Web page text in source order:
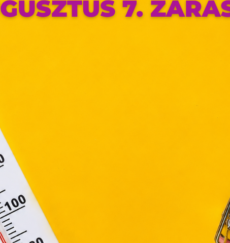
„cookie"-kat (továbbiakban „süti") alkalmazunk. Ezek
melyek információt tárolnak webes böngészőjében. Ehhez
melyek az Európai Unió országain belül működnek, a
és ezeknek a felhasználó számítógépén vagy
történő tárolásához a felhasználók hozzájárulását kell